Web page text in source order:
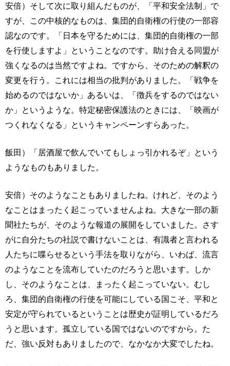
安倍）そして次に取り組んだものが、「平和安全法制」で
すが、この中核的なものは、集団的自衛権の行使の一部容
認なのです。「日本を守るためには、集団的自衛権の一部
を行使しますよ」ということなのです。助け合える同盟が
強くなるのは当然ですよね。ですから、そのための解釈の
変更を行う。これには相当の批判がありました。「戦争を
始めるのではないか」あるいは、「徴兵をするのではない
か」というような。特定秘密保護法のときには、「映画が
つくれなくなる」というキャンペーンすらあった。
飯田）「居酒屋で飲んでいてもしょっ引かれるぞ」という
ようなものもありました。
安倍）そのようなこともありましたね。けれど、そのよう
なことはまったく起こっていませんよね。大きな一部の新
聞社たちが、そのような報道の展開をしていました。さす
がに自分たちの社説で書けないことは、有識者と言われる
人たちに喋らせるという手法を取りながら、いわば、流言
のようなことを流布していたのだろうと思います。しか
し、そのようなことは、まったく起こっていない。むし
ろ、集団的自衛権の行使を可能にしている国こそ、平和と
安定が守られているということは歴史が証明しているだろ
うと思います。孤立している国ではないのですから。た
だ、強い反対もありましたので、なかなか大変でしたね。